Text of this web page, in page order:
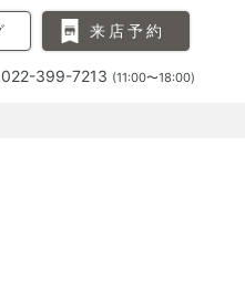
来店予約
399-7213 (11:00〜18:00)